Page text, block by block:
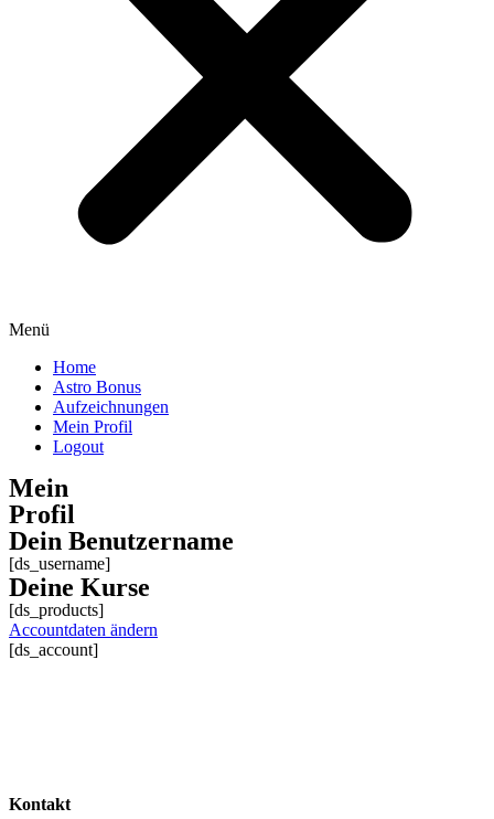
Menü
Home
Astro Bonus
Aufzeichnungen
Mein Profil
Logout
Mein
Profil
Dein Benutzername
[ds_username]
Deine Kurse
[ds_products]
Accountdaten ändern
[ds_account]
Kontakt